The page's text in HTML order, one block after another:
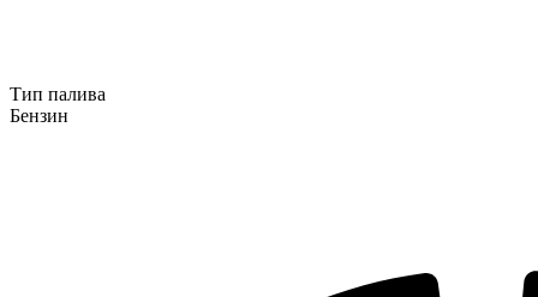
Тип палива
Бензин